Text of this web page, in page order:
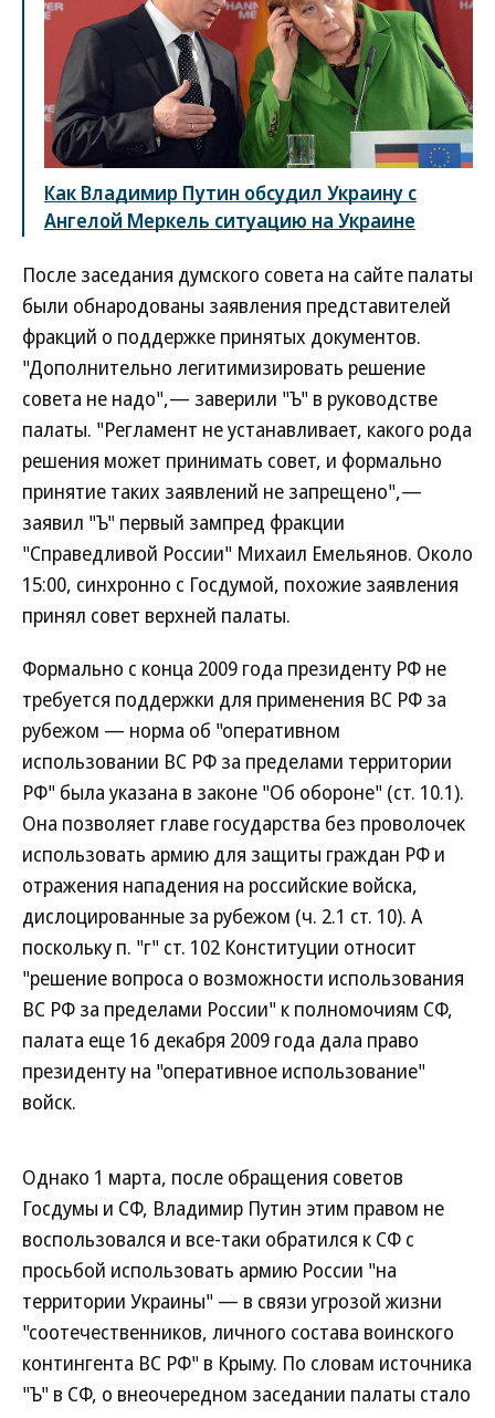
Как Владимир Путин обсудил Украину с
Ангелой Меркель ситуацию на Украине
После заседания думского совета на сайте палаты
были обнародованы заявления представителей
фракций о поддержке принятых документов.
"Дополнительно легитимизировать решение
совета не надо",— заверили "Ъ" в руководстве
палаты. "Регламент не устанавливает, какого рода
решения может принимать совет, и формально
принятие таких заявлений не запрещено",—
заявил "Ъ" первый зампред фракции
"Справедливой России" Михаил Емельянов. Около
15:00, синхронно с Госдумой, похожие заявления
принял совет верхней палаты.
Формально с конца 2009 года президенту РФ не
требуется поддержки для применения ВС РФ за
рубежом — норма об "оперативном
использовании ВС РФ за пределами территории
РФ" была указана в законе "Об обороне" (ст. 10.1).
Она позволяет главе государства без проволочек
использовать армию для защиты граждан РФ и
отражения нападения на российские войска,
дислоцированные за рубежом (ч. 2.1 ст. 10). А
поскольку п. "г" ст. 102 Конституции относит
"решение вопроса о возможности использования
ВС РФ за пределами России" к полномочиям СФ,
палата еще 16 декабря 2009 года дала право
президенту на "оперативное использование"
войск.
Однако 1 марта, после обращения советов
Госдумы и СФ, Владимир Путин этим правом не
воспользовался и все-таки обратился к СФ с
просьбой использовать армию России "на
территории Украины" — в связи угрозой жизни
"соотечественников, личного состава воинского
контингента ВС РФ" в Крыму. По словам источника
"Ъ" в СФ, о внеочередном заседании палаты стало